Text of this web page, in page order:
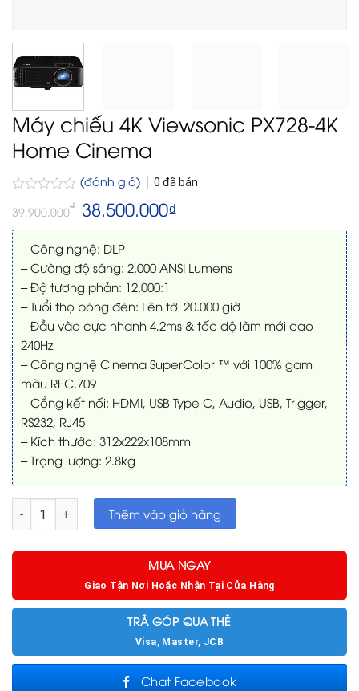
Máy chiếu 4K Viewsonic PX728-4K
Home Cinema
xếp
hạng
0
5
sao
(đánh giá) 0 đã bán
39.900.000₫ Giá
gốc
là:
38.500.000₫
tại
– Công nghệ: DLP
– Cường độ sáng: 2.000 ANSI Lumens
– Độ tương phản: 12.000:1
– Tuổi thọ bóng đèn: Lên tới 20.000 giờ
– Đầu vào cực nhanh 4,2ms & tốc độ làm mới cao
240Hz
– Công nghệ Cinema SuperColor ™ với 100% gam
màu REC.709
– Cổng kết nối: HDMI, USB Type C, Audio, USB, Trigger,
RS232, RJ45
– Kích thước: 312x222x108mm
– Trọng lượng: 2.8kg
Máy chiếu 4K Viewsonic PX728-4K Home Cinema số lượng
Thêm vào giỏ hàng
MUA NGAY
Giao Tận Nơi Hoặc Nhận Tại Cửa Hàng
TRẢ GÓP QUA THẺ
Visa, Master, JCB
Chat Facebook